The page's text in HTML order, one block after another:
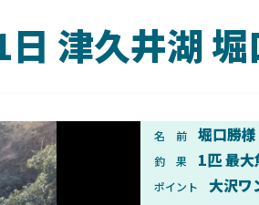
津久井湖
名 前 堀口勝様
釣 果 1匹 最
ポイント 大沢ワ